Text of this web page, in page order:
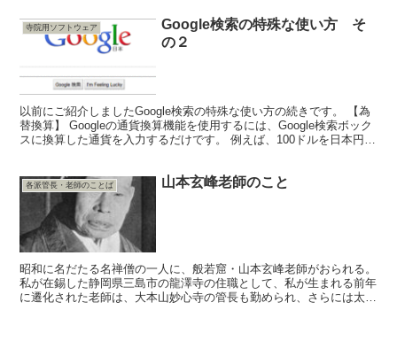
寺院用ソフトウェア
Google検索の特殊な使い方 そ
の２
以前にご紹介しましたGoogle検索の特殊な使い方の続きです。 【為
替換算】 Googleの通貨換算機能を使用するには、Google検索ボック
スに換算した通貨を入力するだけです。 例えば、100ドルを日本円に
各派管長・老師のことば 山本玄峰老師のこと
昭和に名だたる名禅僧の一人に、般若窟・山本玄峰老師がおられる。
私が在錫した静岡県三島市の龍澤寺の住職として、私が生まれる前年
に遷化された老師は、大本山妙心寺の管長も勤められ、さらには太平